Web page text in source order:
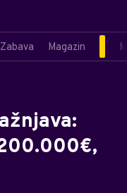
Zabava Magazin